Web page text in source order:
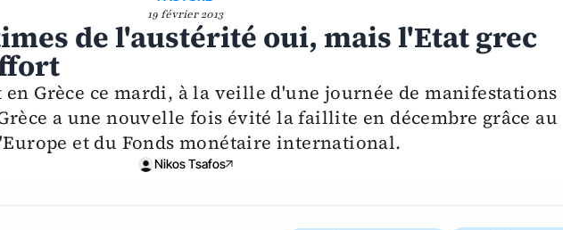
19 février 2013
de l'austérité oui, mais l'Etat grec
Grèce ce mardi, à la veille d'une journée de manifestations
a une nouvelle fois évité la faillite en décembre grâce au
et du Fonds monétaire international.
Nikos Tsafos